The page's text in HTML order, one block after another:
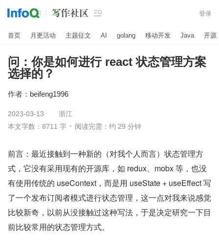
 登录
首页 月更活动 主题征文 AI golang 移动开发 Java 开源
问：你是如何进行 react 状态管理方案
选择的？
作者： beifeng1996
2023-03-13
浙江
本文字数：8711 字
阅读完需：约 29 分钟
前言：最近接触到一种新的（对我个人而言）状态管理方
式，它没有采用现有的开源库，如 redux、mobx 等，也没
有使用传统的 useContext，而是用 useState + useEffect 写
了一个发布订阅者模式进行状态管理，这一点对我来说感觉
比较新奇，以前从没接触过这种写法，于是决定研究一下目
前比较常用的状态管理方式。